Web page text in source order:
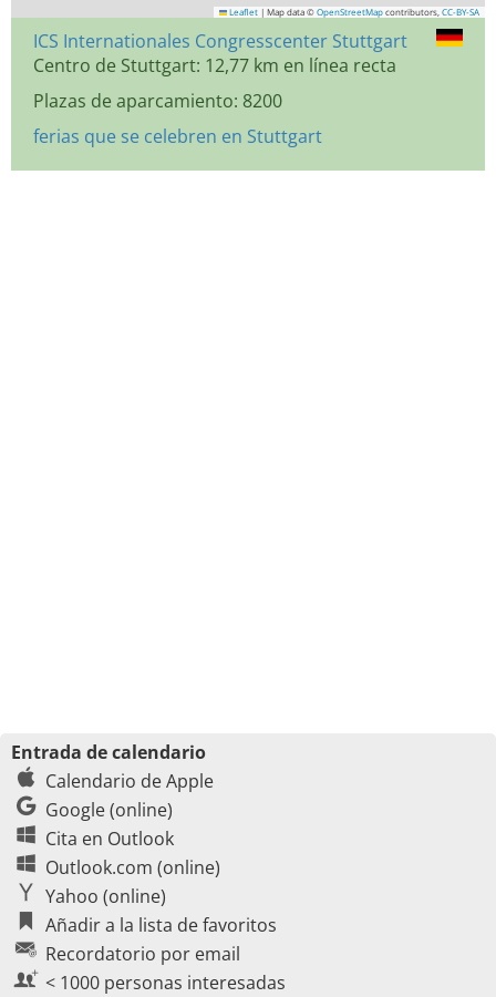
Leaflet | Map data © OpenStreetMap contributors, CC-BY-SA
ICS Internationales Congresscenter Stuttgart
Centro de Stuttgart: 12,77 km en línea recta
Plazas de aparcamiento: 8200
ferias que se celebren en Stuttgart
Entrada de calendario
Calendario de Apple
Google (online)
Cita en Outlook
Outlook.com (online)
Yahoo (online)
Añadir a la lista de favoritos
Recordatorio por email
< 1000 personas interesadas